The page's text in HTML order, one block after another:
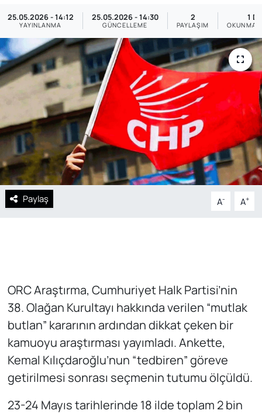
25.05.2026 - 14:12
YAYINLANMA
25.05.2026 - 14:30
GÜNCELLEME
2
PAYLAŞIM
1
OKUNMA
Paylaş A- A+
ORC Araştırma, Cumhuriyet Halk Partisi’nin
38. Olağan Kurultayı hakkında verilen “mutlak
butlan” kararının ardından dikkat çeken bir
kamuoyu araştırması yayımladı. Ankette,
Kemal Kılıçdaroğlu’nun “tedbiren” göreve
getirilmesi sonrası seçmenin tutumu ölçüldü.
23-24 Mayıs tarihlerinde 18 ilde toplam 2 bin